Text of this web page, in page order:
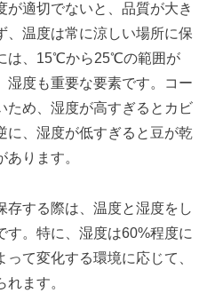
が適切でないと、品質が大き
、温度は常に涼しい場所に保
は、15℃から25℃の範囲が
湿度も重要な要素です。コー
ため、湿度が高すぎるとカビ
に、湿度が低すぎると豆が乾
ります。
存する際は、温度と湿度をし
す。特に、湿度は60%程度に
て変化する環境に応じて、
ます。